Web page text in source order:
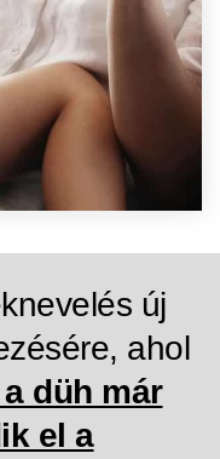
új
ahol
düh már
el a